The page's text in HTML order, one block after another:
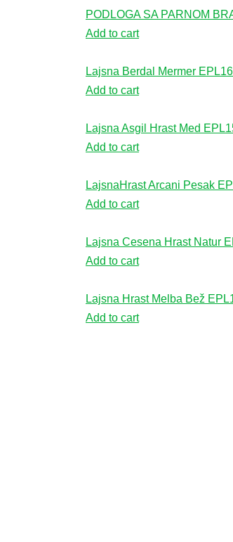
PODLOGA SA PARNOM
Add to cart
Lajsna Berdal Mermer
Add to cart
Lajsna Asgil Hrast Med
Add to cart
LajsnaHrast Arcani Pesak
Add to cart
Lajsna Cesena Hrast Natur
Add to cart
Lajsna Hrast Melba Bež
Add to cart